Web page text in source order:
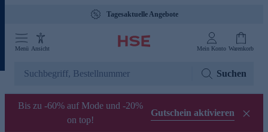
Tagesaktuelle Angebote
Menü Ansicht Mein Konto Warenkorb
Suchen
Bis zu -60% auf Mode und -20%
on top!
Gutschein aktivieren